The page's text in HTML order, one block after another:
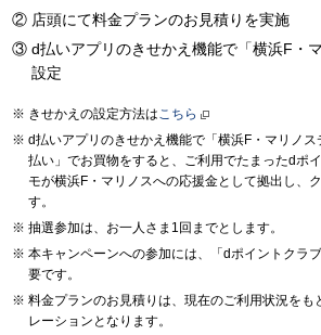
店頭にて料金プランのお見積りを実施
d払いアプリのきせかえ機能で「横浜F・
設定
きせかえの設定方法は こちら
d払いアプリのきせかえ機能で「横浜F・マリノ
払い」でお買物をすると、ご利用でたまったdポ
モが横浜F・マリノスへの応援金として拠出し、
す。
抽選参加は、お一人さま1回までとします。
本キャンペーンへの参加には、「dポイントクラ
要です。
料金プランのお見積りは、現在のご利用状況をも
レーションとなります。